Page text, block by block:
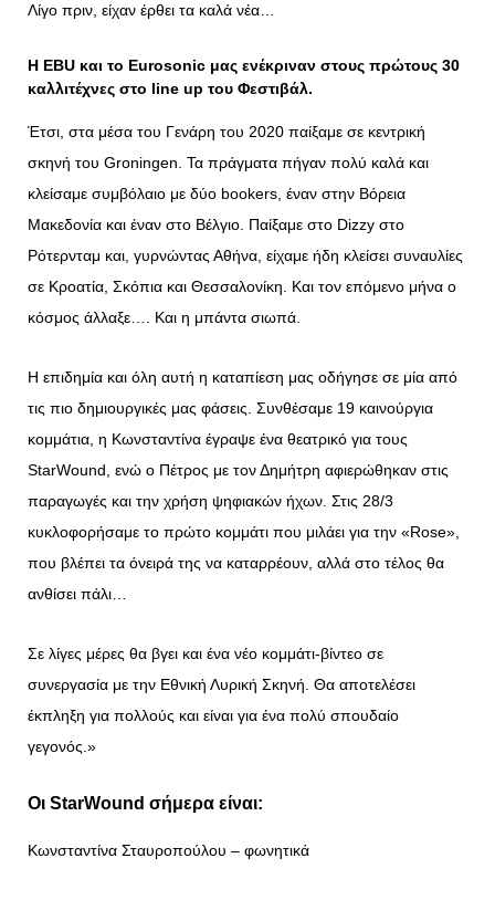
Λίγο πριν, είχαν έρθει τα καλά νέα…
Η EBU και το Eurosonic μας ενέκριναν στους πρώτους 30
καλλιτέχνες στο line up του Φεστιβάλ.
Έτσι, στα μέσα του Γενάρη του 2020 παίξαμε σε κεντρική
σκηνή του Groningen. Τα πράγματα πήγαν πολύ καλά και
κλείσαμε συμβόλαιο με δύο bookers, έναν στην Βόρεια
Μακεδονία και έναν στο Βέλγιο. Παίξαμε στο Dizzy στο
Ρότερνταμ και, γυρνώντας Αθήνα, είχαμε ήδη κλείσει συναυλίες
σε Κροατία, Σκόπια και Θεσσαλονίκη. Και τον επόμενο μήνα ο
κόσμος άλλαξε…. Και η μπάντα σιωπά.
Η επιδημία και όλη αυτή η καταπίεση μας οδήγησε σε μία από
τις πιο δημιουργικές μας φάσεις. Συνθέσαμε 19 καινούργια
κομμάτια, η Κωνσταντίνα έγραψε ένα θεατρικό για τους
StarWound, ενώ ο Πέτρος με τον Δημήτρη αφιερώθηκαν στις
παραγωγές και την χρήση ψηφιακών ήχων. Στις 28/3
κυκλοφορήσαμε το πρώτο κομμάτι που μιλάει για την «Rose»,
που βλέπει τα όνειρά της να καταρρέουν, αλλά στο τέλος θα
ανθίσει πάλι…
Σε λίγες μέρες θα βγει και ένα νέο κομμάτι-βίντεο σε
συνεργασία με την Εθνική Λυρική Σκηνή. Θα αποτελέσει
έκπληξη για πολλούς και είναι για ένα πολύ σπουδαίο
γεγονός.»
Οι StarWound σήμερα είναι:
Κωνσταντίνα Σταυροπούλου – φωνητικά